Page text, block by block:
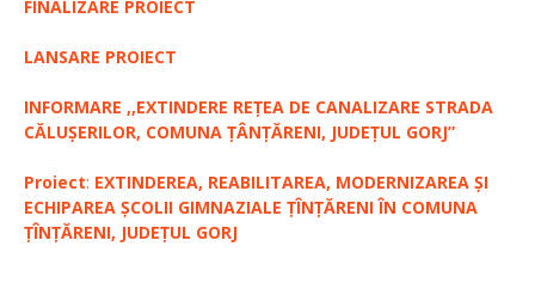
FINALIZARE PROIECT
LANSARE PROIECT
INFORMARE ,,EXTINDERE REȚEA DE CANALIZARE STRADA
CĂLUȘERILOR, COMUNA ȚÂNȚĂRENI, JUDEȚUL GORJ”
Proiect: EXTINDEREA, REABILITAREA, MODERNIZAREA ȘI
ECHIPAREA ȘCOLII GIMNAZIALE ȚÎNȚĂRENI ÎN COMUNA
ȚÎNȚĂRENI, JUDEȚUL GORJ